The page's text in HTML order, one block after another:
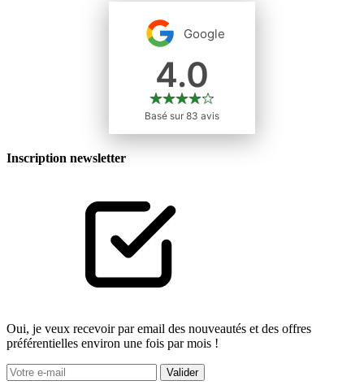
Inscription newsletter
Oui, je veux recevoir par email des nouveautés et des offres
préférentielles environ une fois par mois !
Valider